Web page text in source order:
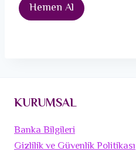
Hemen Al
KURUMSAL
Banka Bilgileri
Gizlilik ve Güvenlik Politikası